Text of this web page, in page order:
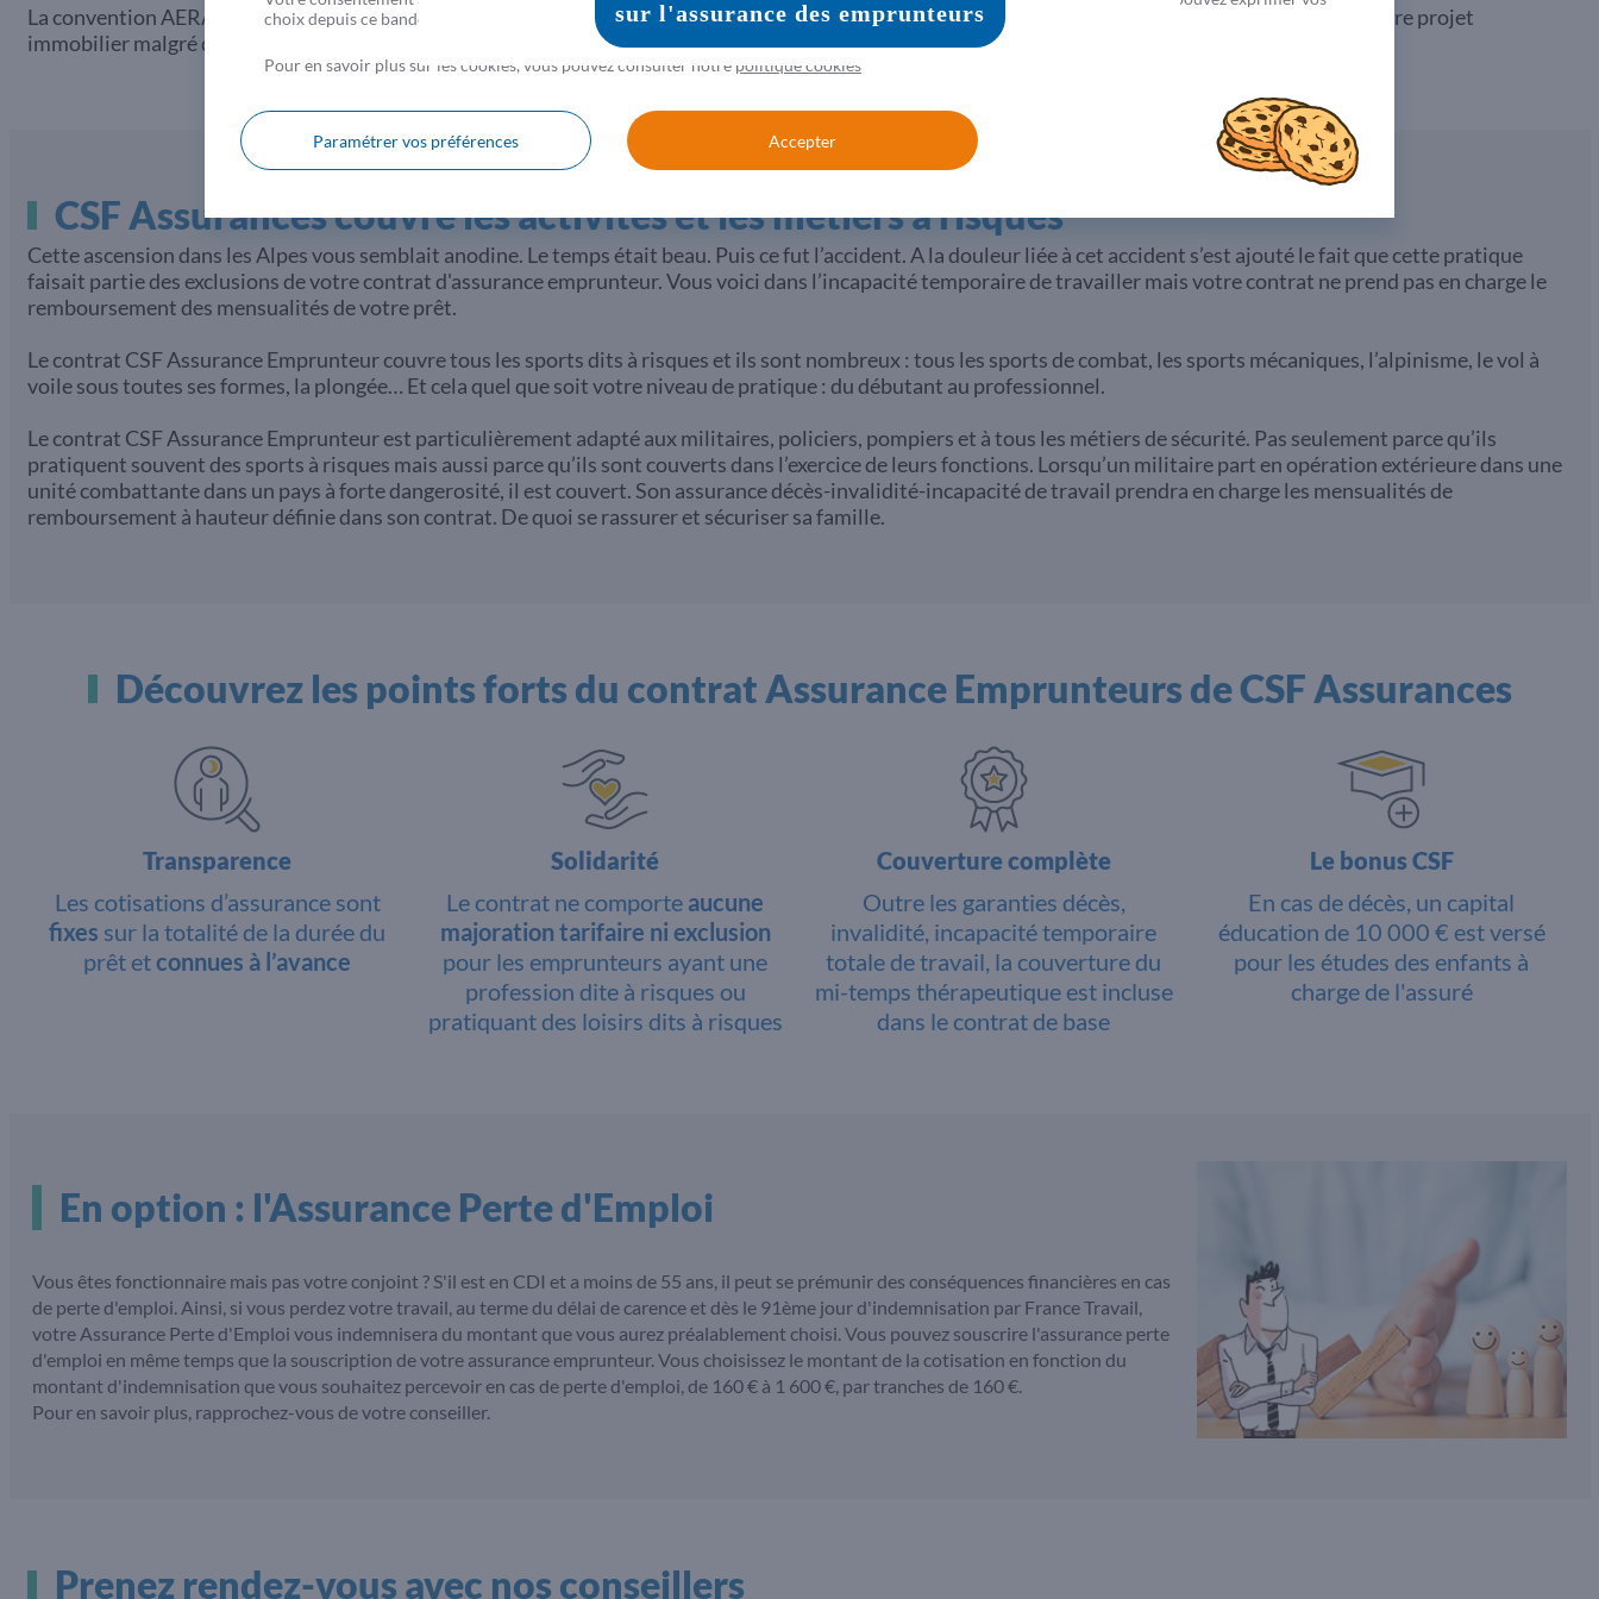
La convention AERAS permet d'assurer un prêt même en cas de risque aggravé de santé. Renseignez-vous auprès de votre conseiller pour protéger votre projet
immobilier malgré des antécédents médicaux.
CSF Assurances couvre les activités et les métiers à risques
Cette ascension dans les Alpes vous semblait anodine. Le temps était beau. Puis ce fut l’accident. A la douleur liée à cet accident s’est ajouté le fait que cette pratique
faisait partie des exclusions de votre contrat d'assurance emprunteur. Vous voici dans l’incapacité temporaire de travailler mais votre contrat ne prend pas en charge le
remboursement des mensualités de votre prêt.
Le contrat CSF Assurance Emprunteur couvre tous les sports dits à risques et ils sont nombreux : tous les sports de combat, les sports mécaniques, l’alpinisme, le vol à
voile sous toutes ses formes, la plongée… Et cela quel que soit votre niveau de pratique : du débutant au professionnel.
Le contrat CSF Assurance Emprunteur est particulièrement adapté aux militaires, policiers, pompiers et à tous les métiers de sécurité. Pas seulement parce qu’ils
pratiquent souvent des sports à risques mais aussi parce qu’ils sont couverts dans l’exercice de leurs fonctions. Lorsqu’un militaire part en opération extérieure dans une
unité combattante dans un pays à forte dangerosité, il est couvert. Son assurance décès-invalidité-incapacité de travail prendra en charge les mensualités de
remboursement à hauteur définie dans son contrat. De quoi se rassurer et sécuriser sa famille.
Découvrez les points forts du contrat Assurance Emprunteurs de CSF Assurances
Transparence
Les cotisations d’assurance sont
fixes sur la totalité de la durée du
prêt etconnues à l’avance
Solidarité
Le contrat ne comporte aucune
majoration tarifaire ni exclusion
pour les emprunteurs ayant une
profession dite à risques ou
pratiquant des loisirs dits à risques
Couverture complète
Outre les garanties décès,
invalidité, incapacité temporaire
totale de travail, la couverture du
mi-temps thérapeutique est incluse
dans le contrat de base
Le bonus CSF
En cas de décès, un capital
éducation de 10 000 € est versé
pour les études des enfants à
charge de l'assuré
En option : l'Assurance Perte d'Emploi
Vous êtes fonctionnaire mais pas votre conjoint ? S'il est en CDI et a moins de 55 ans, il peut se prémunir des conséquences financières en cas
de perte d'emploi. Ainsi, si vous perdez votre travail, au terme du délai de carence et dès le 91ème jour d'indemnisation par France Travail,
votre Assurance Perte d'Emploi vous indemnisera du montant que vous aurez préalablement choisi. Vous pouvez souscrire l'assurance perte
d'emploi en même temps que la souscription de votre assurance emprunteur. Vous choisissez le montant de la cotisation en fonction du
montant d'indemnisation que vous souhaitez percevoir en cas de perte d'emploi, de 160 € à 1 600 €, par tranches de 160 €.
Pour en savoir plus, rapprochez-vous de votre conseiller.
Prenez rendez-vous avec nos conseillers
choix depuis ce bandeau ou les modifier depuis le lien « gestion cookies » en bas de notre page.
Pour en savoir plus sur les cookies, vous pouvez consulter notre politique cookies
Paramétrer vos préférences Accepter